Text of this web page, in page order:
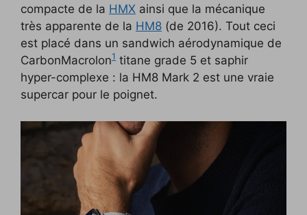
compacte de la HMX ainsi que la mécanique
très apparente de la HM8 (de 2016). Tout ceci
est placé dans un sandwich aérodynamique de
CarbonMacrolon1 titane grade 5 et saphir
hyper-complexe : la HM8 Mark 2 est une vraie
supercar pour le poignet.